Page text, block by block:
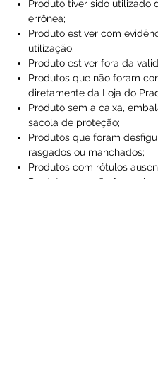
Produto tiver sido utilizado
errônea;
Produto estiver com
utilização;
Produto estiver fora da
Produtos que não foram
diretamente da Loja do
Produto sem a caixa,
sacola de proteção;
Produtos que foram
rasgados ou manchados;
Produtos com rótulos
Produtos que não foram